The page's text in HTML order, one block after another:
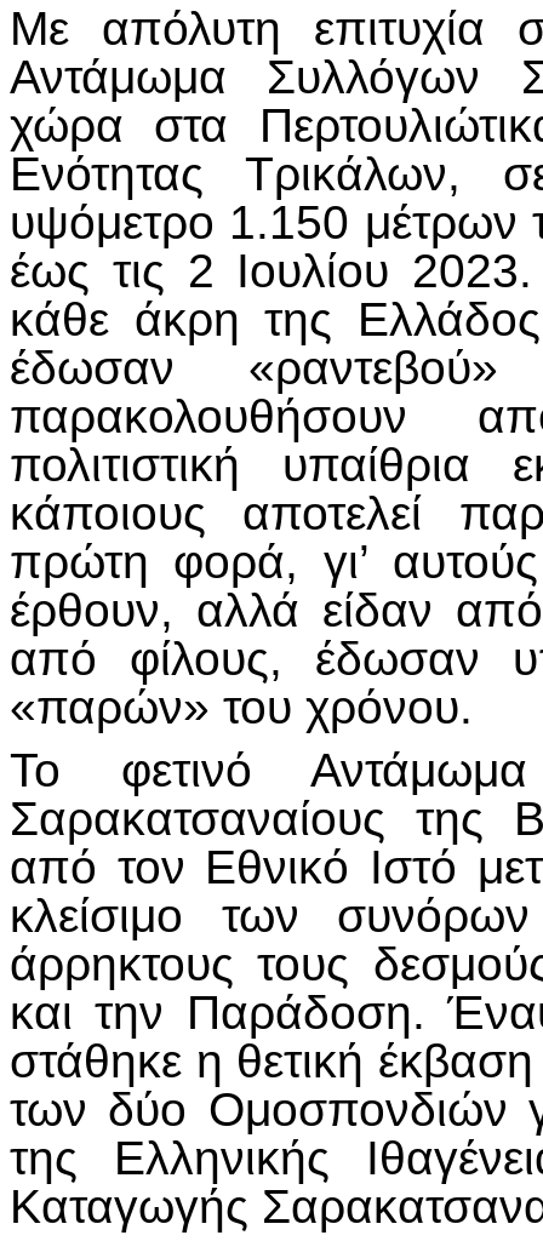
Με απόλυτη επιτυχία
Αντάμωμα Συλλόγων
χώρα στα
Ενότητας Τρικάλων,
υψόμετρο 1.150 μέτρων
έως τις 2 Ιουλίου
κάθε άκρη της
έδωσαν
παρακολουθήσουν
πολιτιστική
κάποιους αποτελεί
πρώτη φορά, γι’
έρθουν, αλλά είδαν
από φίλους, έδωσαν
«παρών» του χρόνου.
Το φετινό
Σαρακατσαναίους της
από τον Εθνικό Ιστό
κλείσιμο των
άρρηκτους τους
και την Παράδοση.
στάθηκε η θετική
των δύο Ομοσπονδιών
της Ελληνικής
Καταγωγής